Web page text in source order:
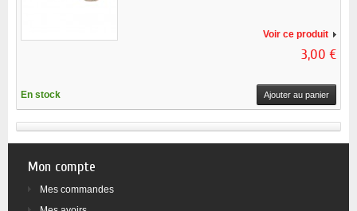
Voir ce produit
3,00 €
En stock Ajouter au panier
Mon compte
Mes commandes